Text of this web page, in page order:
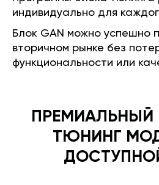
индивидуально для
Блок GAN можно успешно
вторичном рынке без
функциональности или
ПРЕМИАЛЬНЫЙ
ТЮНИНГ